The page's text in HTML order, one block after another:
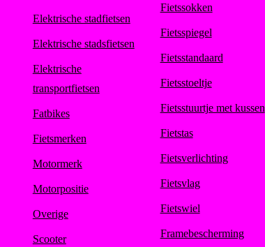
Elektrische stadfietsen
Elektrische stadsfietsen
Elektrische
transportfietsen
Fatbikes
Fietsmerken
Motormerk
Motorpositie
Overige
Scooter
Fietssokken
Fietsspiegel
Fietsstandaard
Fietsstoeltje
Fietsstuurtje met kussen
Fietstas
Fietsverlichting
Fietsvlag
Fietswiel
Framebescherming